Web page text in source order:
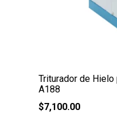
Triturador de
A188
$7,100.00